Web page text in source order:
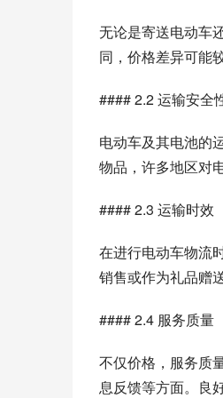
无论是寄送电动车
同，价格差异可能
#### 2.2 运输安全
电动车及其电池的
物品，许多地区对
#### 2.3 运输时效
在进行电动车物流
销售或作为礼品赠
#### 2.4 服务质量
不仅价格，服务质
息反馈等方面。良